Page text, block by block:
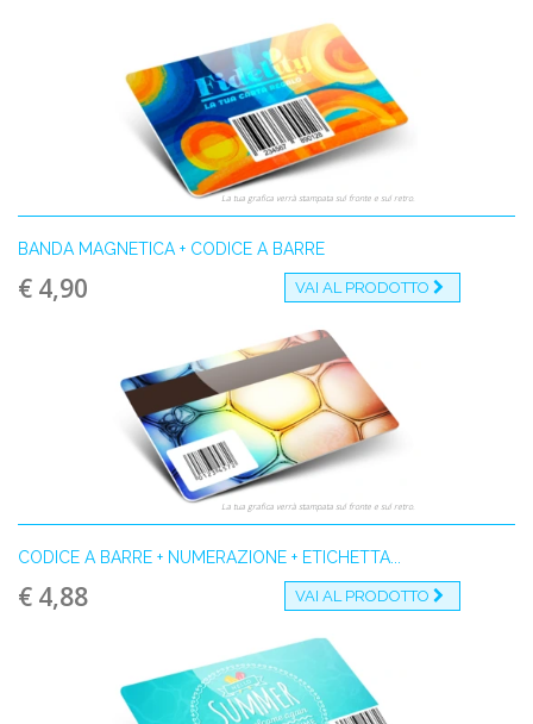
La tua grafica verrà stampata sul fronte e sul retro.
BANDA MAGNETICA + CODICE A BARRE
€ 4,90 VAI AL PRODOTTO
La tua grafica verrà stampata sul fronte e sul retro.
CODICE A BARRE + NUMERAZIONE + ETICHETTA...
€ 4,88 VAI AL PRODOTTO